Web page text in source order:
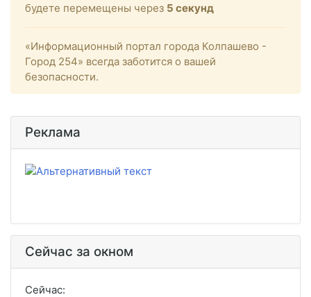
будете перемещены через 5 секунд
«Информационный портал города Колпашево -
Город 254» всегда заботится о вашей
безопасности.
Реклама
Сейчас за окном
Сейчас: